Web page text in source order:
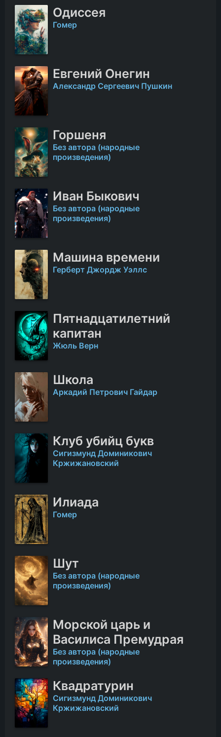
Одиссея
Гомер
Евгений Онегин
Александр Сергеевич Пушкин
Горшеня
Без автора (народные
произведения)
Иван Быкович
Без автора (народные
произведения)
Машина времени
Герберт Джордж Уэллс
Пятнадцатилетний
капитан
Жюль Верн
Школа
Аркадий Петрович Гайдар
Клуб убийц букв
Сигизмунд Доминикович
Кржижановский
Илиада
Гомер
Шут
Без автора (народные
произведения)
Морской царь и
Василиса Премудрая
Без автора (народные
произведения)
Квадратурин
Сигизмунд Доминикович
Кржижановский